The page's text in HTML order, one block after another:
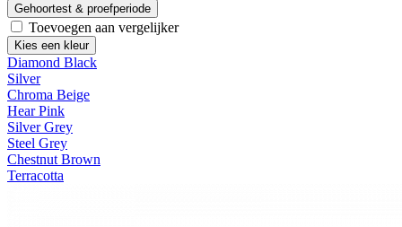
Gehoortest & proefperiode
Toevoegen aan vergelijker
Kies een kleur
Diamond Black
Silver
Chroma Beige
Hear Pink
Silver Grey
Steel Grey
Chestnut Brown
Terracotta